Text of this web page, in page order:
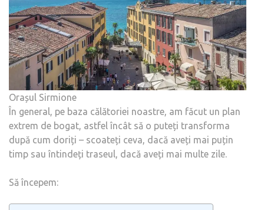
Orașul Sirmione
În general, pe baza călătoriei noastre, am făcut un plan
extrem de bogat, astfel încât să o puteți transforma
după cum doriți – scoateți ceva, dacă aveți mai puțin
timp sau întindeți traseul, dacă aveți mai multe zile.
Să începem: